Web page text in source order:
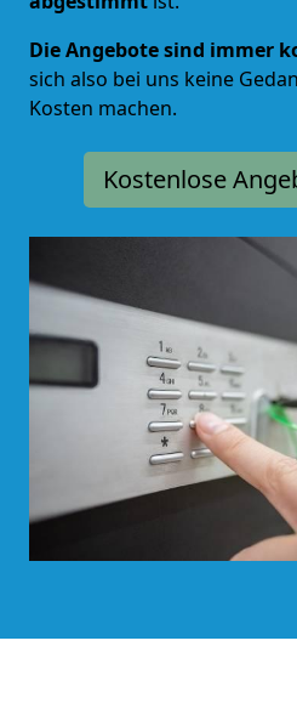
Die Angebote sind immer
sich also bei uns keine
Kosten machen.
Kostenlose